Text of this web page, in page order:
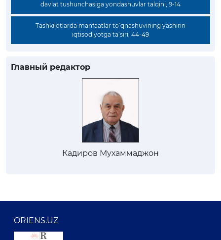
davlat tushunchasiga yondashuvlar talqini, 9-14
Tashkilotlarda manfaatlar to‘qnashuvining yashirin
iqtisodiyotga ta’siri, 44-49
Главный редактор
Кадиров Мухаммаджон
ORIENS.UZ